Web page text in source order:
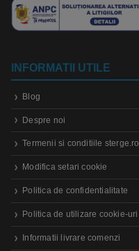
INFORMATII UTILE
Blog
Despre noi
Termenii si conditiile sterge.ro
Modifica setari cookie
Politica de confidentialitate
Politica de utilizare cookie-uri
Informatii livrare comenzi